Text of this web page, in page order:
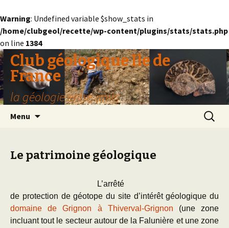
Warning: Undefined variable $show_stats in
/home/clubgeol/recette/wp-content/plugins/stats/stats.php
on line 1384
Club géologique Ile de
France
la géologie entre amis
Menu
Le patrimoine géologique
L’arrêté
de protection de géotope du site d’intérêt géologique du
domaine de Grignon à Thiverval-Grignon (une zone
incluant tout le secteur autour de la Falunière et une zone